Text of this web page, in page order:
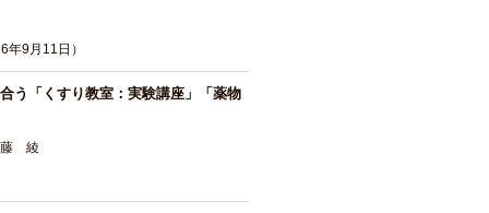
9月11日）
う「くすり教室：実験講座」「薬物
藤 綾